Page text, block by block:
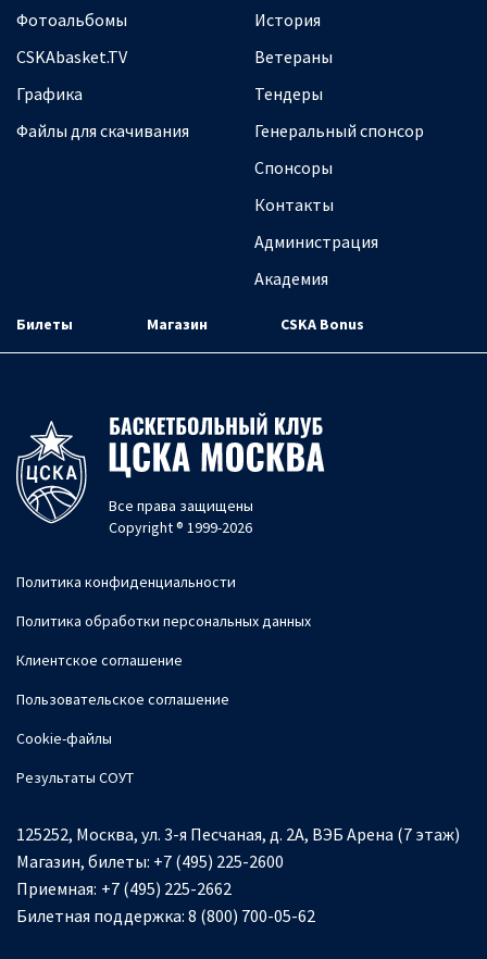
Фотоальбомы
CSKAbasket.TV
Графика
Файлы для скачивания
История
Ветераны
Тендеры
Генеральный спонсор
Спонсоры
Контакты
Администрация
Академия
Билеты Магазин CSKA Bonus
Все права защищены
Copyright ® 1999-2026
Политика конфиденциальности
Политика обработки персональных данных
Клиентское соглашение
Пользовательское соглашение
Cookie-файлы
Результаты СОУТ
125252, Москва, ул. 3-я Песчаная, д. 2А, ВЭБ Арена (7 этаж)
Магазин, билеты: +7 (495) 225-2600
Приемная: +7 (495) 225-2662
Билетная поддержка: 8 (800) 700-05-62